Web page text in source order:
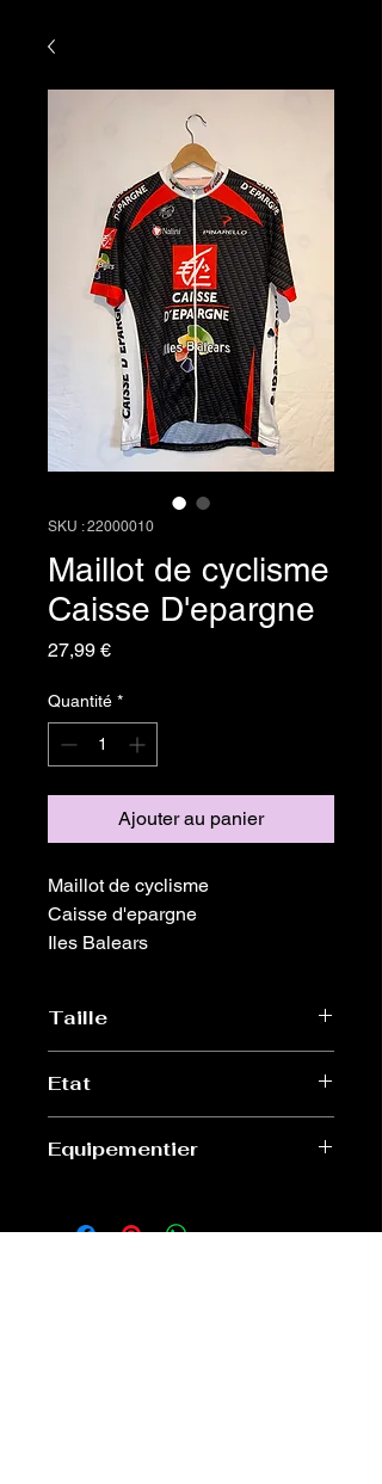
SKU : 22000010
Maillot de cyclisme
Caisse D'epargne
27,99 €Prix
Quantité *
Ajouter au panier
Maillot de cyclisme
Caisse d'epargne
Iles Balears
Taille
Etat
Equipementier